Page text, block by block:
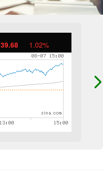
39.68 1.02%